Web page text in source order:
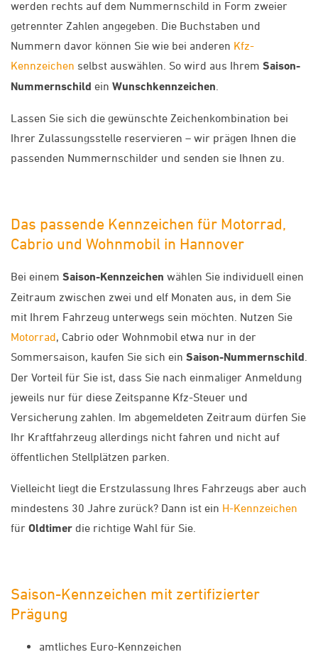
werden rechts auf dem Nummernschild in Form zweier
getrennter Zahlen angegeben. Die Buchstaben und
Nummern davor können Sie wie bei anderen Kfz-
Kennzeichen selbst auswählen. So wird aus Ihrem Saison-
Nummernschild ein Wunschkennzeichen
Lassen Sie sich die gewünschte Zeichenkombination bei
Ihrer Zulassungsstelle reservieren – wir prägen Ihnen die
passenden Nummernschilder und senden sie Ihnen zu.
Das passende Kennzeichen für Motorrad,
Cabrio und Wohnmobil in Hannover
Bei einem Saison-Kennzeichen wählen Sie individuell einen
Zeitraum zwischen zwei und elf Monaten aus, in dem Sie
mit Ihrem Fahrzeug unterwegs sein möchten. Nutzen Sie
Motorrad, Cabrio oder Wohnmobil etwa nur in der
Sommersaison, kaufen Sie sich ein Saison-Nummernschild
Der Vorteil für Sie ist, dass Sie nach einmaliger Anmeldung
jeweils nur für diese Zeitspanne Kfz-Steuer und
Versicherung zahlen. Im abgemeldeten Zeitraum dürfen Sie
Ihr Kraftfahrzeug allerdings nicht fahren und nicht auf
öffentlichen Stellplätzen parken.
Vielleicht liegt die Erstzulassung Ihres Fahrzeugs aber auch
mindestens 30 Jahre zurück? Dann ist ein H-Kennzeichen
für Oldtimer die richtige Wahl für Sie.
Saison-Kennzeichen mit zertifizierter
Prägung
amtliches Euro-Kennzeichen